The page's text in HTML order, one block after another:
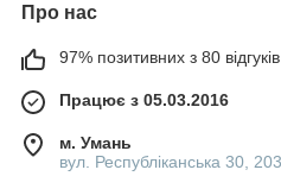
Про нас
97% позитивних з 80 відгуків
Працює з 05.03.2016
м. Умань
вул. Республіканська 30,